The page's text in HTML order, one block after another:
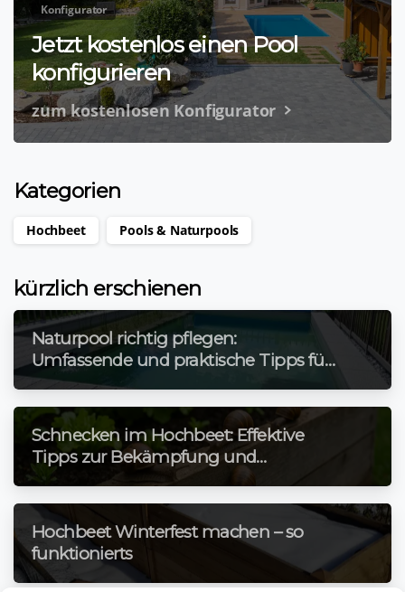
Konfigurator
Jetzt kostenlos einen Pool
konfigurieren
zum kostenlosen Konfigurator
Kategorien
Hochbeet Pools & Naturpools
kürzlich erschienen
Naturpool richtig pflegen:
Umfassende und praktische Tipps für
jede Jahreszeit
Schnecken im Hochbeet: Effektive
Tipps zur Bekämpfung und
Vorbeugung!
Hochbeet Winterfest machen – so
funktionierts